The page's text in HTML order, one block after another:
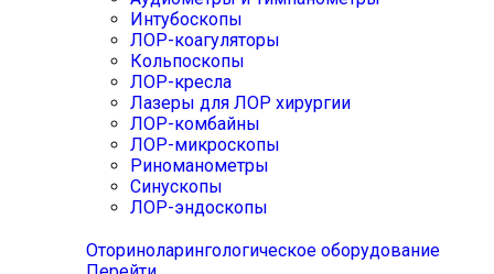
Интубоскопы
ЛОР-коагуляторы
Кольпоскопы
ЛОР-кресла
Лазеры для ЛОР хирургии
ЛОР-комбайны
ЛОР-микроскопы
Риноманометры
Синускопы
ЛОР-эндоскопы
Оториноларингологическое оборудование